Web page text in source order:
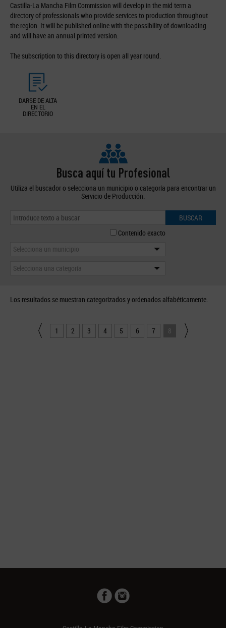
Castilla-La Mancha Film Commission will develop in the mid term a
directory of professionals who provide services to production throughout
the region. It will be published online with the possibility of downloading
and will have an annual printed version.
The subscription to this directory is open all year round.
DARSE DE ALTA
EN EL
DIRECTORIO
Busca aquí tu Profesional
Utiliza el buscador o selecciona un municipio o categoría para encontrar un
Servicio de Producción.
BUSCAR
Contenido exacto
Selecciona un municipio
Selecciona una categoría
Los resultados se muestran categorizados y ordenados alfabéticamente.
1 2 3 4 5 6 7 8